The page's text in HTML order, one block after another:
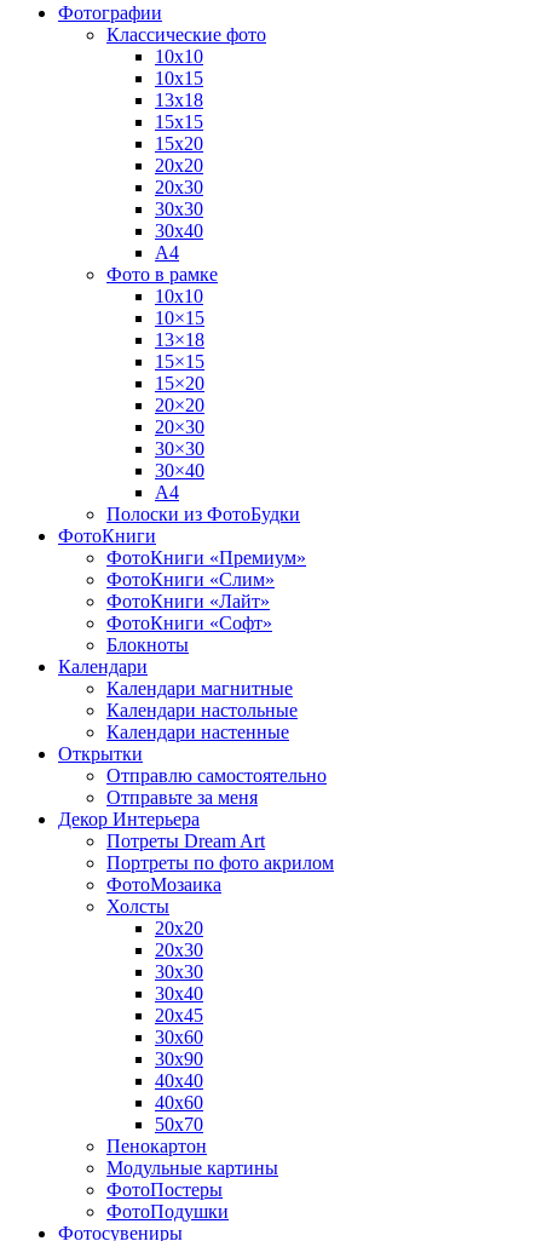
Фотографии
Классические фото
10х10
10х15
13х18
15х15
15х20
20х20
20х30
30х30
30х40
А4
Фото в рамке
10х10
10×15
13×18
15×15
15×20
20×20
20×30
30×30
30×40
A4
Полоски из ФотоБудки
ФотоКниги
ФотоКниги «Премиум»
ФотоКниги «Слим»
ФотоКниги «Лайт»
ФотоКниги «Софт»
Блокноты
Календари
Календари магнитные
Календари настольные
Календари настенные
Открытки
Отправлю самостоятельно
Отправьте за меня
Декор Интерьера
Потреты Dream Art
Портреты по фото акрилом
ФотоМозаика
Холсты
20х20
20х30
30х30
30х40
20х45
30х60
30х90
40х40
40х60
50х70
Пенокартон
Модульные картины
ФотоПостеры
ФотоПодушки
Фотоcувениры